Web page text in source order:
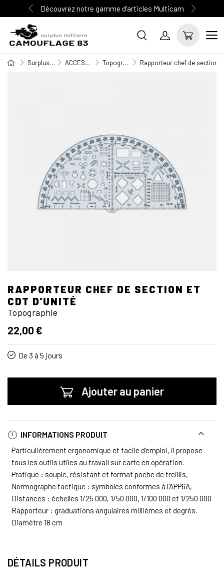
Découvrez notre gamme d'articles Multicam
Surplus Militaire ACCESSOIRE MILITAIRE Topographie Rapporteur chef de section
RAPPORTEUR CHEF DE SECTION ET
CDT D'UNITÉ
Topographie
22,00 €
De 3 à 5 jours
Ajouter au panier
INFORMATIONS PRODUIT
Particulièrement ergonomique et facile d'emploi, il propose
tous les outils utiles au travail sur carte en opération.
Pratique : souple, résistant et format poche de treillis,
Normographe tactique : symboles conformes à l'APP6A,
Distances : échelles 1/25 000, 1/50 000, 1/100 000 et 1/250 000
Rapporteur : graduations angulaires millièmes et degrés.
Diamètre 18 cm
DÉTAILS PRODUIT